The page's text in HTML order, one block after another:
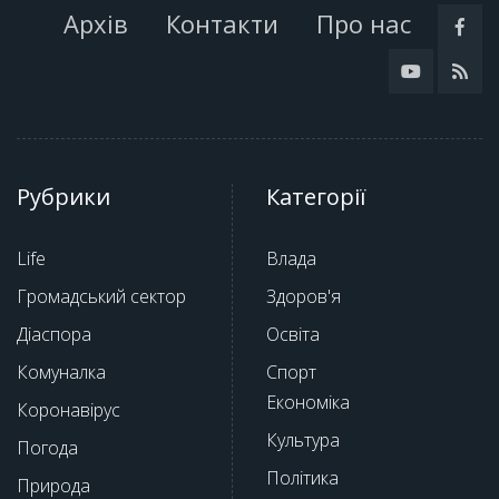
Архів Контакти Про нас
Рубрики
Life
Громадський сектор
Діаспора
Комуналка
Коронавірус
Погода
Природа
Категорії
Влада
Здоров'я
Освіта
Спорт
Економіка
Культура
Політика